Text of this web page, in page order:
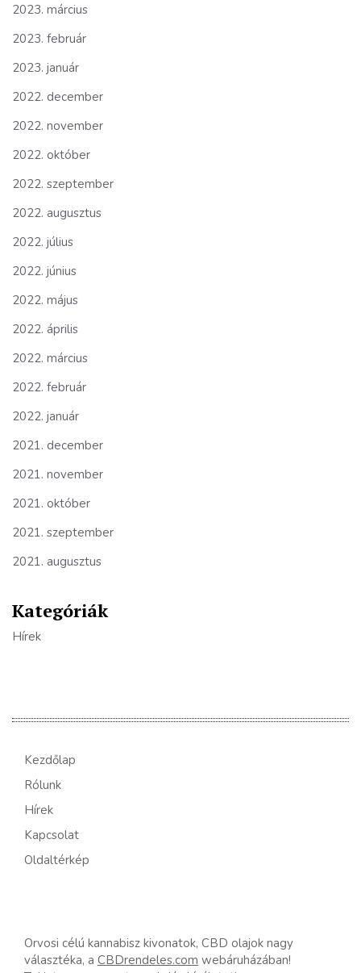
2023. március
2023. február
2023. január
2022. december
2022. november
2022. október
2022. szeptember
2022. augusztus
2022. július
2022. június
2022. május
2022. április
2022. március
2022. február
2022. január
2021. december
2021. november
2021. október
2021. szeptember
2021. augusztus
Kategóriák
Hírek
Kezdőlap
Rólunk
Hírek
Kapcsolat
Oldaltérkép
Orvosi célú kannabisz kivonatok, CBD olajok nagy
választéka, a CBDrendeles.com webáruházában!